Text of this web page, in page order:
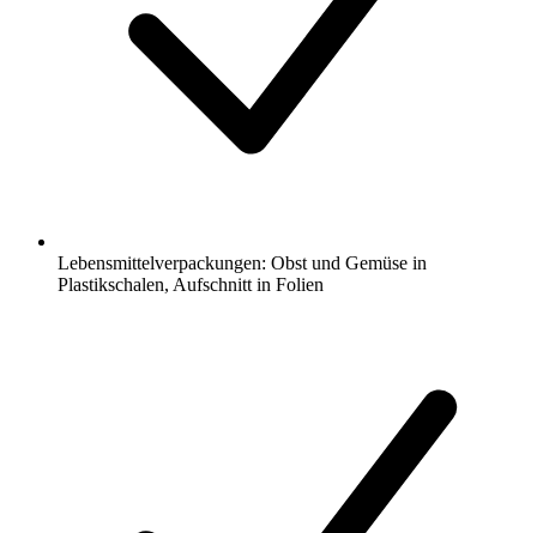
Lebensmittelverpackungen: Obst und Gemüse in
Plastikschalen, Aufschnitt in Folien